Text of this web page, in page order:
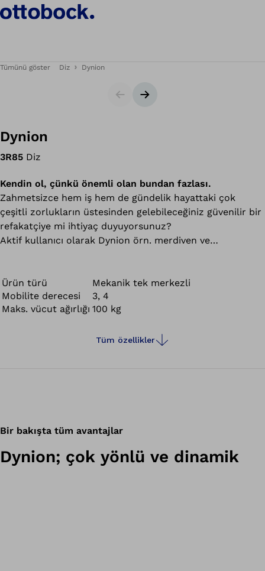
Tümünü göster Diz Dynion
SliderSonraki slayt
Dynion
3R85 Diz
Kendin ol, çünkü önemli olan bundan fazlası.
Zahmetsizce hem iş hem de gündelik hayattaki çok
çeşitli zorlukların üstesinden gelebileceğiniz güvenilir bir
refakatçiye mi ihtiyaç duyuyorsunuz?
Aktif kullanıcı olarak Dynion örn. merdiven ve
yüzmenize imkan verir.
Ürün türü
Mekanik tek merkezli
Mobilite derecesi
3, 4
Maks. vücut ağırlığı
100 kg
Tüm özellikler
Bir bakışta tüm avantajlar
Dynion; çok yönlü ve dinamik